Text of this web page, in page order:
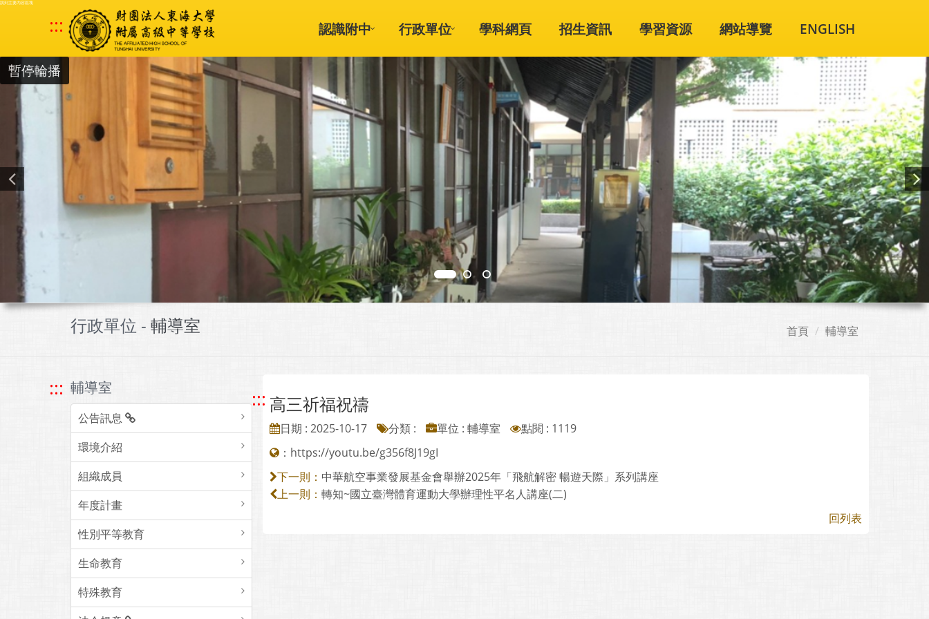
跳到主要內容區塊
::: 認識附中 行政單位 學科網頁 招生資訊 學習資源 網站導覽 ENGLISH
暫停輪播
行政單位 - 輔導室 首頁 輔導室
::: 輔導室
公告訊息
環境介紹
組織成員
年度計畫
性別平等教育
生命教育
特殊教育
::: 高三祈福祝禱
日期 : 2025-10-17 分類 : 單位 : 輔導室
點閱 : 1119
： https://youtu.be/g356f8J19gI
下一則： 中華航空事業發展基金會舉辦2025年「飛航解密 暢遊天際」系列講座
上一則： 轉知~國立臺灣體育運動大學辦理性平名人講座(二)
回列表